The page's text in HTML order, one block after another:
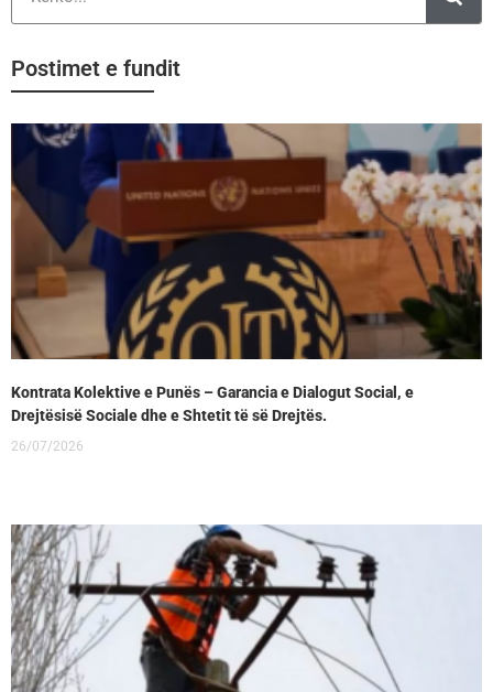
Postimet e fundit
Kontrata Kolektive e Punës – Garancia e Dialogut Social, e
Drejtësisë Sociale dhe e Shtetit të së Drejtës.
26/07/2026